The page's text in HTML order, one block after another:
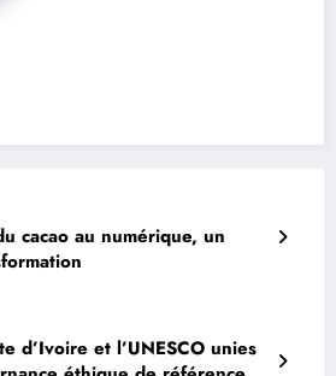
cacao au numérique, un
d’Ivoire et l’UNESCO unies